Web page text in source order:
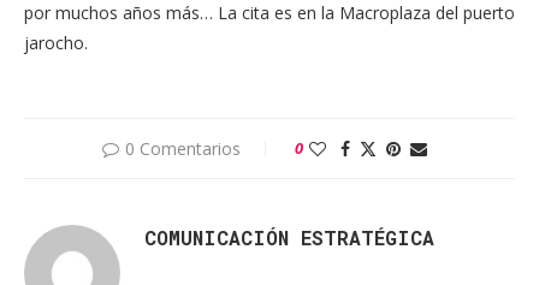
por muchos años más… La cita es en la Macroplaza del puerto
jarocho.
0 Comentarios 0
COMUNICACIÓN ESTRATÉGICA